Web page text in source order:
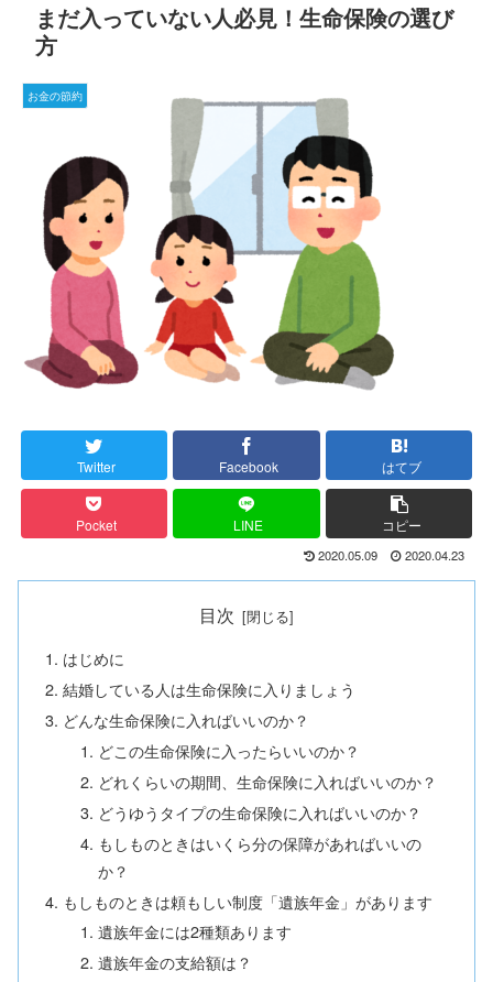
まだ入っていない人必見！生命保険の選び
方
お金の節約
Twitter Facebook はてブ
Pocket LINE コピー
2020.05.09 2020.04.23
目次
はじめに
結婚している人は生命保険に入りましょう
どんな生命保険に入ればいいのか？
どこの生命保険に入ったらいいのか？
どれくらいの期間、生命保険に入ればいいのか？
どうゆうタイプの生命保険に入ればいいのか？
もしものときはいくら分の保障があればいいの
か？
もしものときは頼もしい制度「遺族年金」があります
遺族年金には2種類あります
遺族年金の支給額は？